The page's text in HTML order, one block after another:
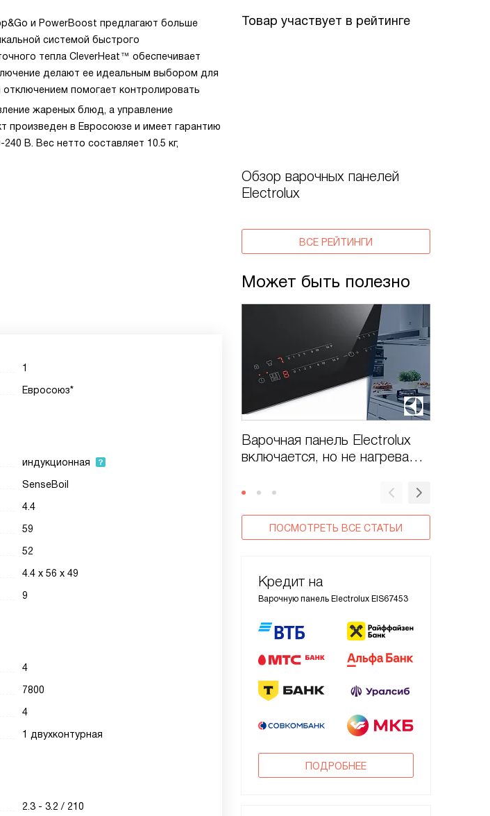
Товар участвует в рейтинге
Обзор варочных панелей
Electrolux
ВСЕ РЕЙТИНГИ
Может быть полезно
Варочная панель Electrolux
включается, но не нагревает
ПОСМОТРЕТЬ ВСЕ СТАТЬИ
Кредит на
Варочную панель Electrolux EIS67453
ПОДРОБНЕЕ
и PowerBoost предлагают больше
системой быстрого
тепла CleverHeat™ обеспечивает
делают ее идеальным выбором для
помогает контролировать
жареных блюд, а управление
в Евросоюзе и имеет гарантию
В. Вес нетто составляет 10.5 кг,
1
Евросоюз*
индукционная
SenseBoil
4.4
59
52
4.4 х 56 х 49
9
4
7800
4
1 двухконтурная
2.3 - 3.2 / 210